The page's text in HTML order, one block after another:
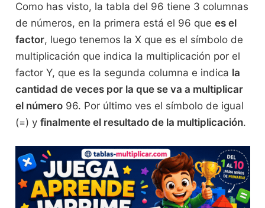
Como has visto, la tabla del 96 tiene 3 columnas
de números, en la primera está el 96 que es el
factor, luego tenemos la X que es el símbolo de
multiplicación que indica la multiplicación por el
factor Y, que es la segunda columna e indica la
cantidad de veces por la que se va a multiplicar
el número96. Por último ves el símbolo de igual
(=) y finalmente el resultado de la multiplicación.